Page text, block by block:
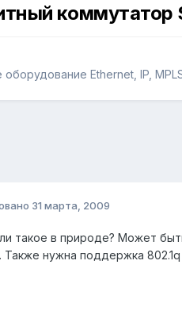
коммутатор
оборудование Ethernet, IP,
31 марта, 2009
такое в природе? Может
Также нужна поддержка